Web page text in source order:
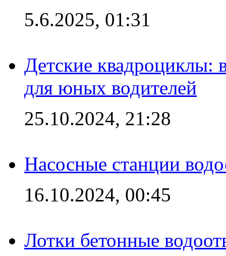
5.6.2025, 01:31
Детские квадроциклы:
для юных водителей
25.10.2024, 21:28
Насосные станции
16.10.2024, 00:45
Лотки бетонные